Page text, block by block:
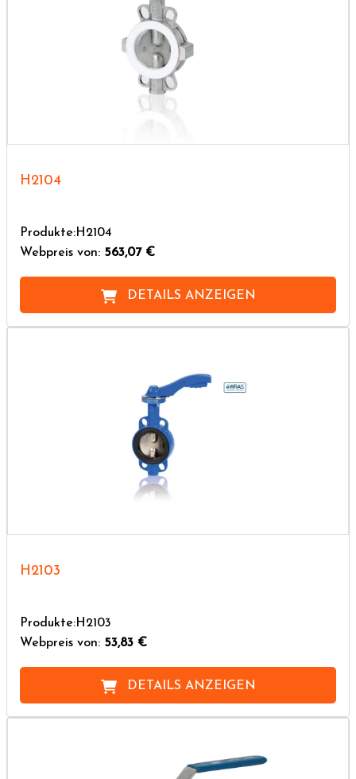
H2104
Produkte:H2104
Webpreis von: 563,07 €
DETAILS ANZEIGEN
H2103
Produkte:H2103
Webpreis von: 53,83 €
DETAILS ANZEIGEN